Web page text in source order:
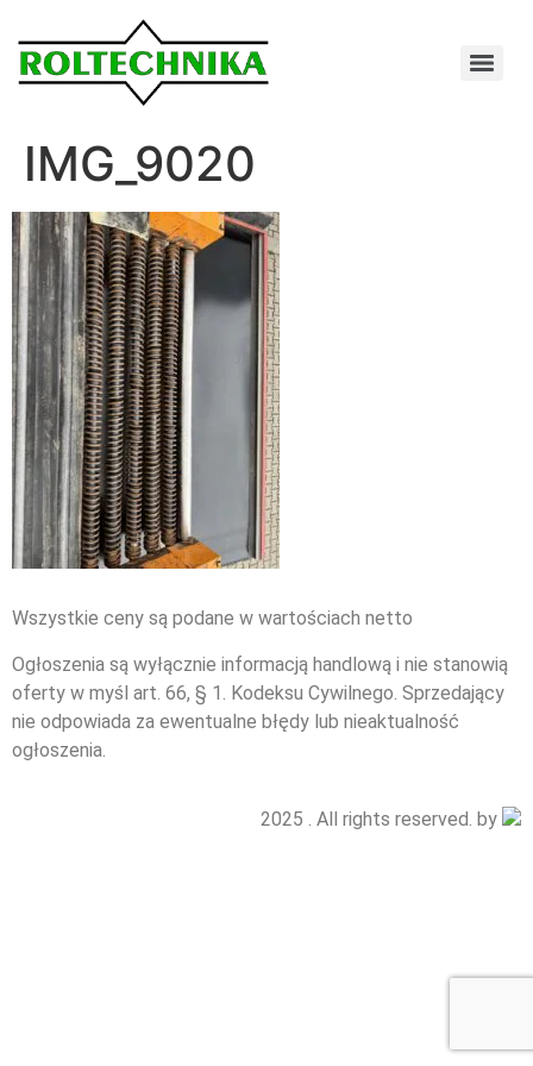
IMG_9020
Wszystkie ceny są podane w wartościach netto
Ogłoszenia są wyłącznie informacją handlową i nie stanowią
oferty w myśl art. 66, § 1. Kodeksu Cywilnego. Sprzedający
nie odpowiada za ewentualne błędy lub nieaktualność
ogłoszenia.
2025 . All rights reserved. by